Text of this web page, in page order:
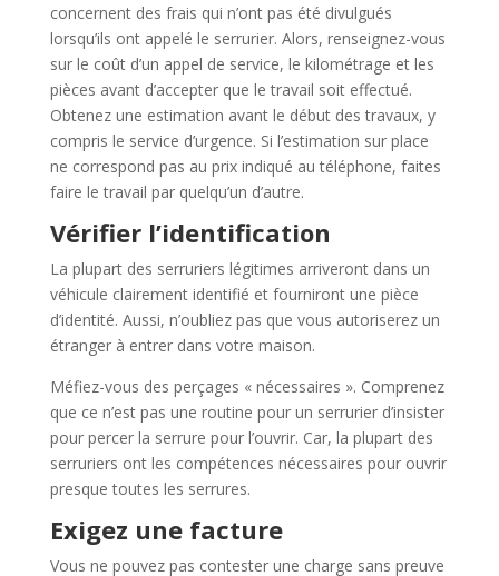
concernent des frais qui n’ont pas été divulgués
lorsqu’ils ont appelé le serrurier. Alors, renseignez-vous
sur le coût d’un appel de service, le kilométrage et les
pièces avant d’accepter que le travail soit effectué.
Obtenez une estimation avant le début des travaux, y
compris le service d’urgence. Si l’estimation sur place
ne correspond pas au prix indiqué au téléphone, faites
faire le travail par quelqu’un d’autre.
Vérifier l’identification
La plupart des serruriers légitimes arriveront dans un
véhicule clairement identifié et fourniront une pièce
d’identité. Aussi, n’oubliez pas que vous autoriserez un
étranger à entrer dans votre maison.
Méfiez-vous des perçages « nécessaires ». Comprenez
que ce n’est pas une routine pour un serrurier d’insister
pour percer la serrure pour l’ouvrir. Car, la plupart des
serruriers ont les compétences nécessaires pour ouvrir
presque toutes les serrures.
Exigez une facture
Vous ne pouvez pas contester une charge sans preuve